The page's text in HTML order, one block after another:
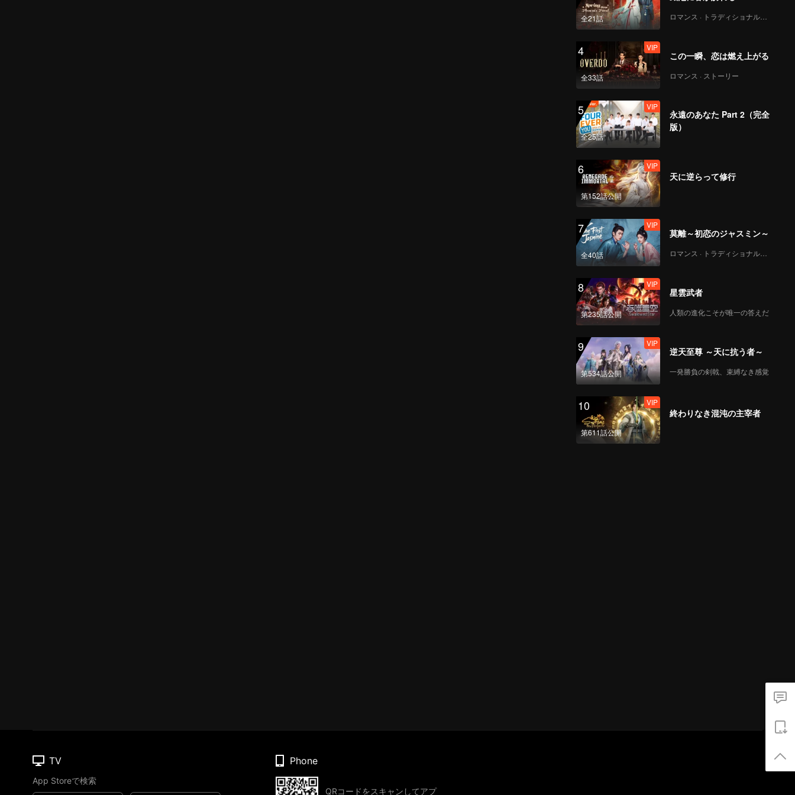
全21話 ロマンス · トラディショナル・コスチューム
4
全33話
VIP
この一瞬、恋は燃え上がる
ロマンス · ストーリー
5
全25話
VIP
永遠のあなた Part 2（完全
版）
6
第152話公開
VIP
天に逆らって修行
7
全40話
VIP
莫離～初恋のジャスミン～
ロマンス · トラディショナル・コスチューム
8
第235話公開
VIP
星雲武者
人類の進化こそが唯一の答えだ
9
第534話公開
VIP
逆天至尊 ～天に抗う者～
一発勝負の剣戟、束縛なき感覚
10
第611話公開
VIP
終わりなき混沌の主宰者
TV
App Storeで検索
Phone
QRコードをスキャンしてアプ